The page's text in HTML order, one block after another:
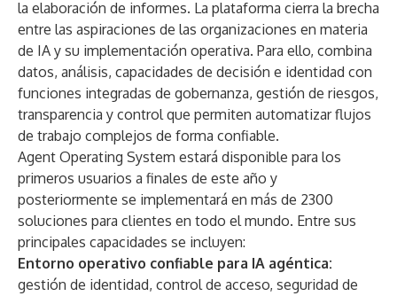
la elaboración de informes. La plataforma cierra la brecha
entre las aspiraciones de las organizaciones en materia
de IA y su implementación operativa. Para ello, combina
datos, análisis, capacidades de decisión e identidad con
funciones integradas de gobernanza, gestión de riesgos,
transparencia y control que permiten automatizar flujos
de trabajo complejos de forma confiable.
Agent Operating System estará disponible para los
primeros usuarios a finales de este año y
posteriormente se implementará en más de 2300
soluciones para clientes en todo el mundo. Entre sus
principales capacidades se incluyen:
Entorno operativo confiable para IA agéntica:
gestión de identidad, control de acceso, seguridad de